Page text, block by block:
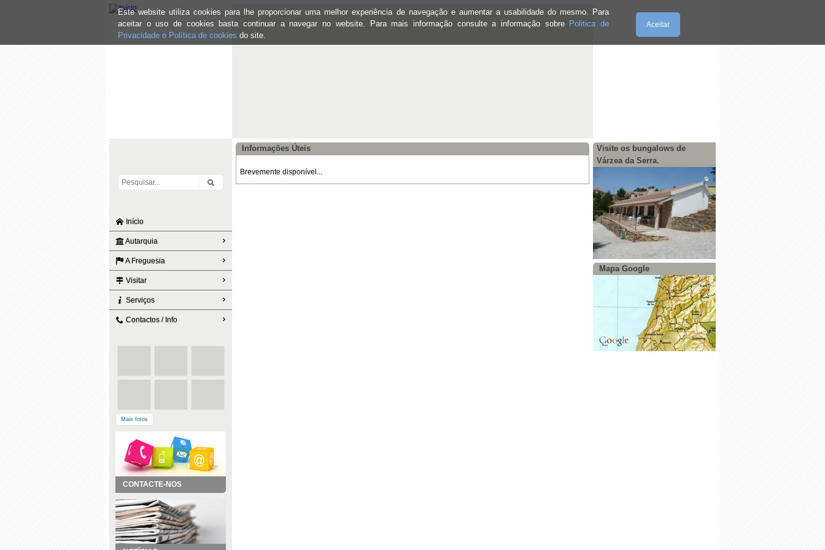
Este website utiliza cookies para lhe proporcionar uma melhor experiência de navegação e aumentar a usabilidade do mesmo. Para
aceitar o uso de cookies basta continuar a navegar no website. Para mais informação consulte a informação sobre Politica de
Privacidade e Política de cookies do site.
Aceitar
Início
Autarquia
A Freguesia
Visitar
Serviços
Contactos / Info
Mais fotos
CONTACTE-NOS
Informações Úteis
Brevemente disponível...
Visite os bungalows de
Várzea da Serra.
Mapa Google